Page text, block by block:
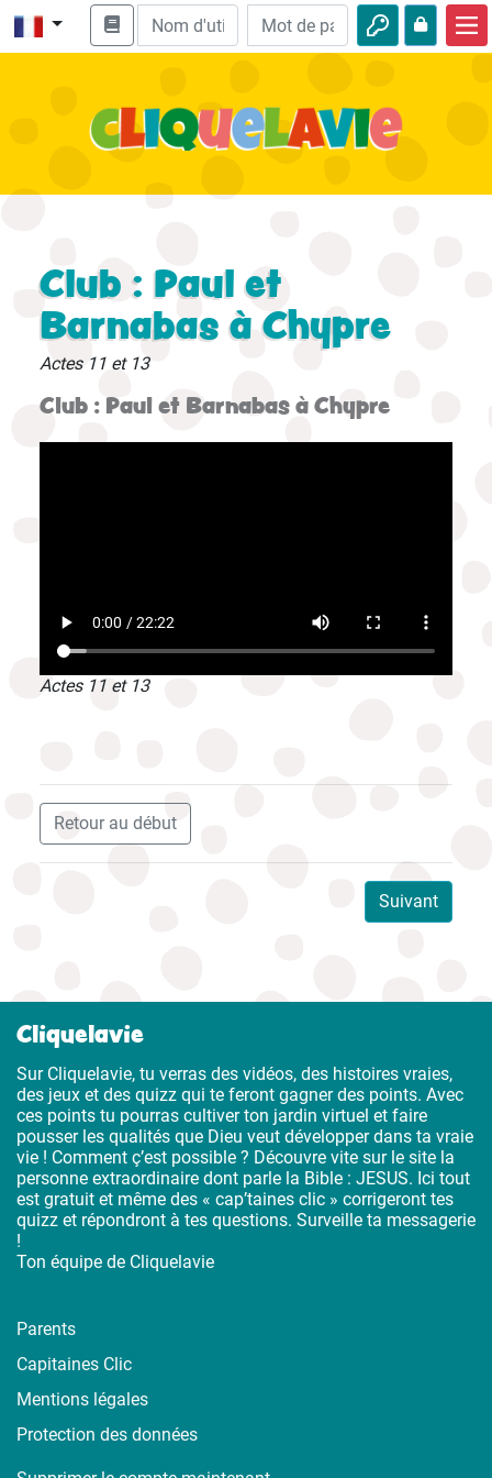
Enseignement biblique
Aventures
Club : Paul et
Barnabas à Chypre
Actes 11 et 13
Club : Paul et Barnabas à Chypre
Actes 11 et 13
Retour au début
Suivant
Cliquelavie
Sur Cliquelavie, tu verras des vidéos, des histoires vraies,
des jeux et des quizz qui te feront gagner des points. Avec
ces points tu pourras cultiver ton jardin virtuel et faire
pousser les qualités que Dieu veut développer dans ta vraie
vie ! Comment ç’est possible ? Découvre vite sur le site la
personne extraordinaire dont parle la Bible : JESUS. Ici tout
est gratuit et même des « cap’taines clic » corrigeront tes
quizz et répondront à tes questions. Surveille ta messagerie
!
Ton équipe de Cliquelavie
Parents
Capitaines Clic
Mentions légales
Protection des données